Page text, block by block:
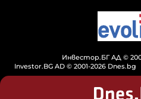
Инвестор.БГ АД ©
Investor.BG AD © 2001-2026 Dnes.bg